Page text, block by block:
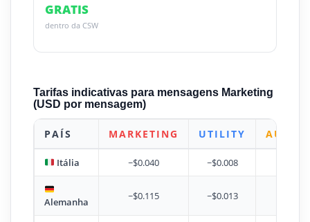
GRATIS
dentro da CSW
Tarifas indicativas para mensagens Marketing
(USD por mensagem)
PAÍS MARKETING UTILITY
Itália ~$0.040 ~$0.008
Alemanha ~$0.115 ~$0.013